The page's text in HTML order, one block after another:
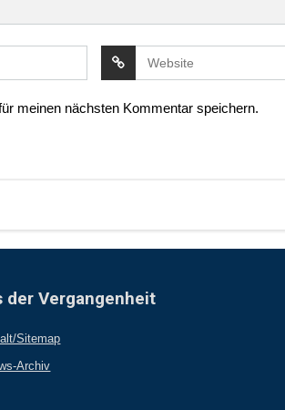
meinen nächsten Kommentar speichern.
der Vergangenheit
Sitemap
Archiv